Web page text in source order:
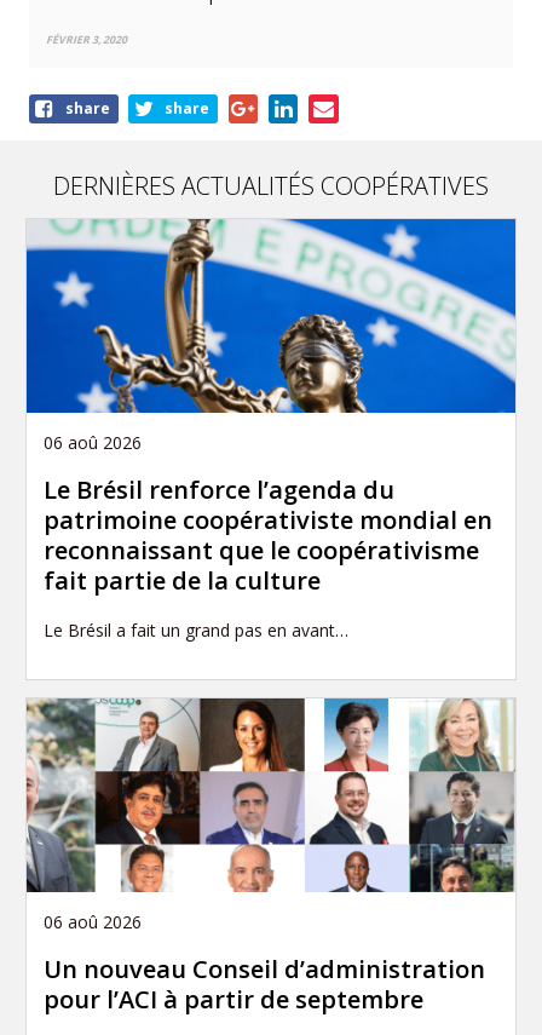
FÉVRIER 3, 2020
Shareshare share
DERNIÈRES ACTUALITÉS COOPÉRATIVES
06 aoû 2026
Le Brésil renforce l’agenda du
patrimoine coopérativiste mondial en
reconnaissant que le coopérativisme
fait partie de la culture
Le Brésil a fait un grand pas en avant…
06 aoû 2026
Un nouveau Conseil d’administration
pour l’ACI à partir de septembre